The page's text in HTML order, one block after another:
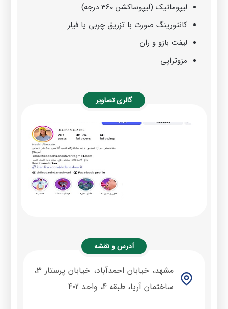
لیپوماتیک (لیپوساکشن 360 درجه)
کانتورینگ صورت با تزریق چربی یا فیلر
لیفت بازو و ران
مزوتراپی
گالری تصاویر
آدرس و نقشه
مشهد، خیابان احمدآباد، خیابان پرستار 3،
ساختمان آریا، طبقه 4، واحد 402